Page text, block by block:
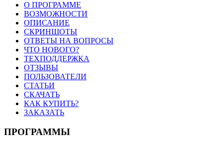
О ПРОГРАММЕ
ВОЗМОЖНОСТИ
ОПИСАНИЕ
СКРИНШОТЫ
ОТВЕТЫ НА ВОПРОСЫ
ЧТО НОВОГО?
ТЕХПОДДЕРЖКА
ОТЗЫВЫ
ПОЛЬЗОВАТЕЛИ
СТАТЬИ
СКАЧАТЬ
КАК КУПИТЬ?
ЗАКАЗАТЬ
ПРОГРАММЫ